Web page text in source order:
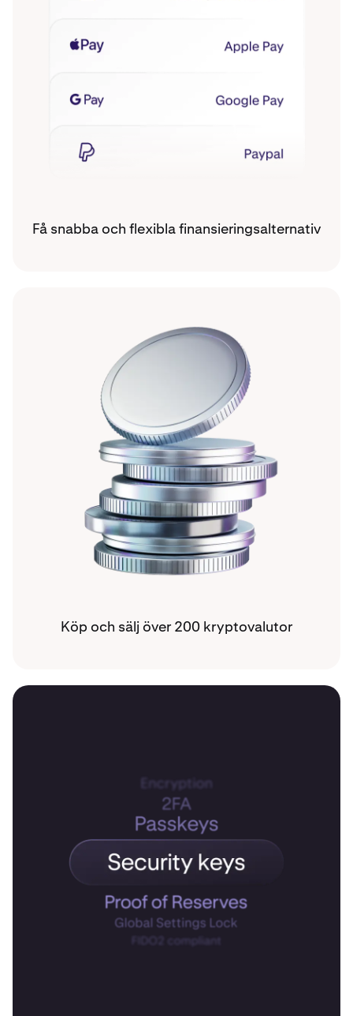
Få snabba och flexibla finansieringsalternativ
Köp och sälj över 200 kryptovalutor